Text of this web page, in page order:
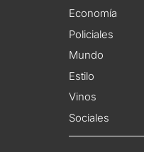
Economía
Policiales
Mundo
Estilo
Vinos
Sociales